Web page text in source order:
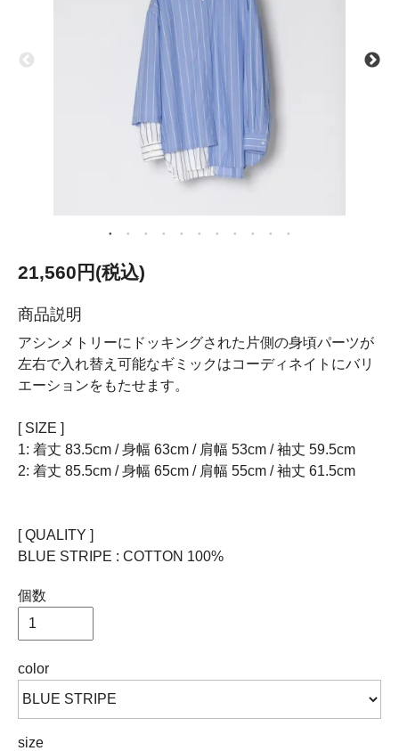
21,560円(税込)
商品説明
アシンメトリーにドッキングされた片側の身頃パーツが
左右で入れ替え可能なギミックはコーディネイトにバリ
エーションをもたせます。
[ SIZE ]
1: 着丈 83.5cm / 身幅 63cm / 肩幅 53cm / 袖丈 59.5cm
2: 着丈 85.5cm / 身幅 65cm / 肩幅 55cm / 袖丈 61.5cm
[ QUALITY ]
BLUE STRIPE : COTTON 100%
個数
color
size